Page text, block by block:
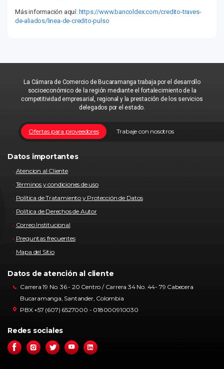
Más información aquí: https://www.bancoldex.com/credito-traves-
de-aliados/linea-de-credito-pulso
La Cámara de Comercio de Bucaramanga trabaja por el desarrollo
socioeconómico de la región mediante el fortalecimiento de la
competitividad empresarial, regional y la prestación de los servicios
delegados por el estado.
Trabaje con nosotros
Ofertas para proveedores
Datos importantes
Atencion al Cliente
Términos y condiciones de uso
Política de Tratamiento y Protección de Datos
Política de Derechos de Autor
Correo Institucional
Preguntas frecuentes
Mapa del Sitio
Datos de atención al cliente
Carrera 19 No. 36 - 20 Centro / Carrera 34 No. 44- 79 Cabecera
Bucaramanga, Santander, Colombia
PBX +57 (607) 6527000 - 018000910030
Redes sociales